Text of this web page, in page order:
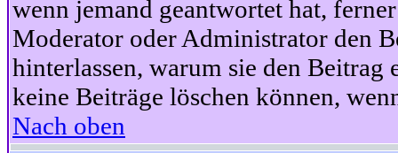
wenn jemand geantwortet hat,
Moderator oder Administrator den
hinterlassen, warum sie den Beitrag
keine Beiträge löschen können,
Nach oben